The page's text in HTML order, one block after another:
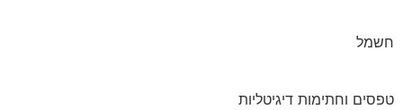
חשמל
טפסים וחתימות דיגיטליות